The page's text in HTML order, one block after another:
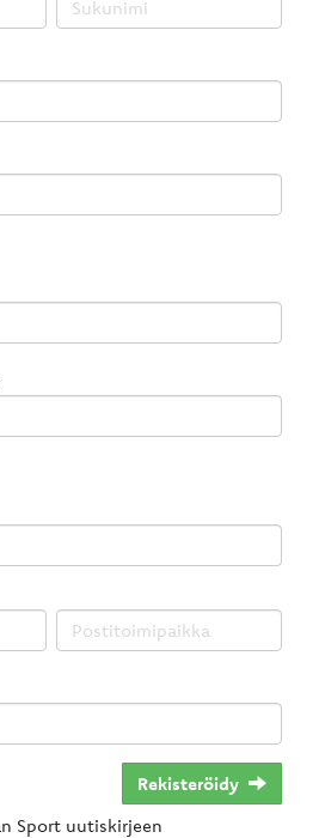
Rekisteröidy
Sport uutiskirjeen